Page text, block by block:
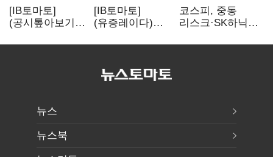
[IB토마토]
(공시톺아보기)
바로 매출로
[IB토마토]
(유증레이다)
3분의 1 토막…
비용부터 챙긴다
코스피, 중동
리스크·SK하닉
뒷걸음
뉴스
뉴스북